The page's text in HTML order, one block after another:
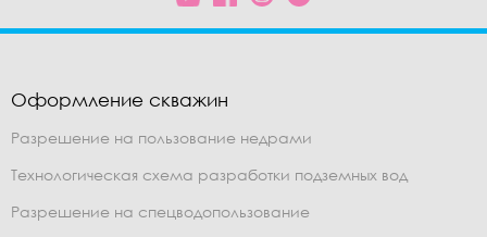
Оформление скважин
Разрешение на пользование недрами
Технологическая схема разработки подземных вод
Разрешение на спецводопользование